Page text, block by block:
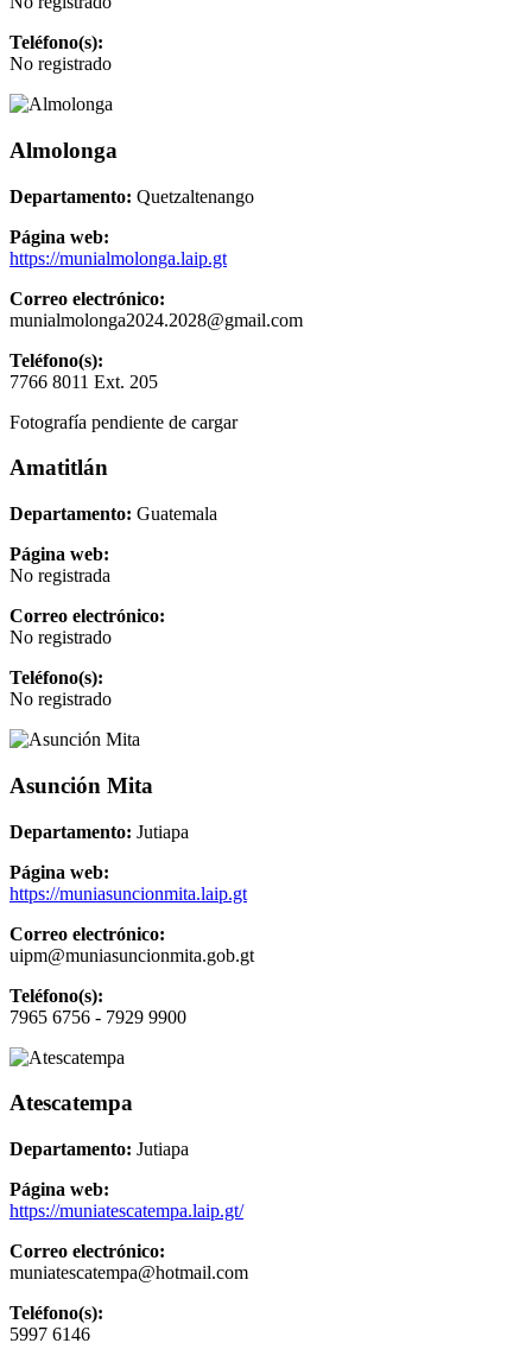
Teléfono(s):
No registrado
Almolonga
Departamento: Quetzaltenango
Página web:
https://munialmolonga.laip.gt
Correo electrónico:
munialmolonga2024.2028@gmail.com
Teléfono(s):
7766 8011 Ext. 205
Fotografía pendiente de cargar
Amatitlán
Departamento: Guatemala
Página web:
No registrada
Correo electrónico:
No registrado
Teléfono(s):
No registrado
Asunción Mita
Departamento: Jutiapa
Página web:
https://muniasuncionmita.laip.gt
Correo electrónico:
uipm@muniasuncionmita.gob.gt
Teléfono(s):
7965 6756 - 7929 9900
Atescatempa
Departamento: Jutiapa
Página web:
https://muniatescatempa.laip.gt/
Correo electrónico:
muniatescatempa@hotmail.com
Teléfono(s):
5997 6146